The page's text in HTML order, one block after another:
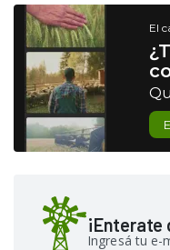
El
¡Enterate
Ingresá tu e-